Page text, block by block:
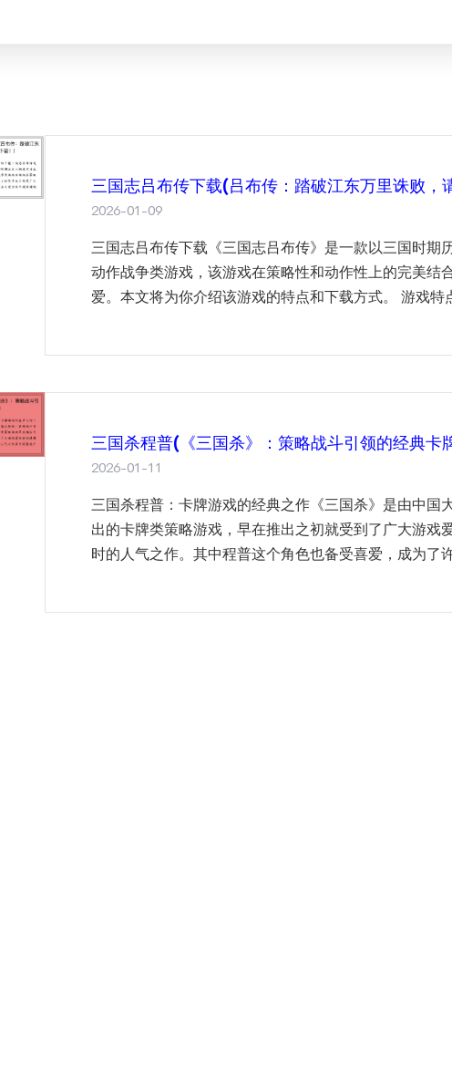
三国志吕布传下载(吕布传：踏破江东万里诛败，
2026-01-09
三国志吕布传下载《三国志吕布传》是一款以三国时期
动作战争类游戏，该游戏在策略性和动作性上的完美结
爱。本文将为你介绍该游戏的特点和下载方式。 游戏特
三国杀程普(《三国杀》：策略战斗引领的经典卡
2026-01-11
三国杀程普：卡牌游戏的经典之作《三国杀》是由中国
出的卡牌类策略游戏，早在推出之初就受到了广大游戏
时的人气之作。其中程普这个角色也备受喜爱，成为了